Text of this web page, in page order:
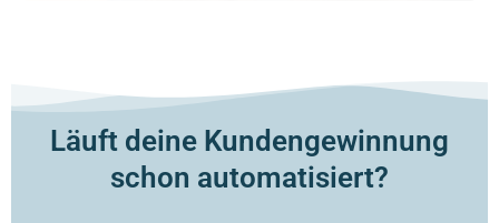
Läuft deine Kundengewinnung
schon automatisiert?